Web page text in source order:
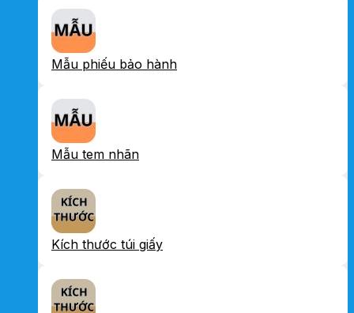
Mẫu phiếu bảo hành
Mẫu tem nhãn
Kích thước túi giấy